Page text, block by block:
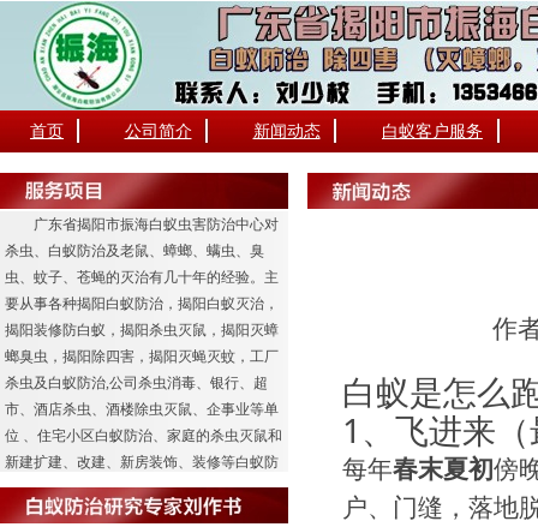
首页 公司简介 新闻动态 白蚁客户服务
广东省揭阳市振海白蚁虫害防治中心对
杀虫、白蚁防治及老鼠、蟑螂、螨虫、臭
虫、蚊子、苍蝇的灭治有几十年的经验。主
要从事各种揭阳白蚁防治，揭阳白蚁灭治，
揭阳装修防白蚁，揭阳杀虫灭鼠，揭阳灭蟑
螂臭虫，揭阳除四害，揭阳灭蝇灭蚊，工厂
杀虫及白蚁防治,公司杀虫消毒、银行、超
市、酒店杀虫、酒楼除虫灭鼠、企事业等单
位 、住宅小区白蚁防治、家庭的杀虫灭鼠和
新建扩建、改建、新房装饰、装修等白蚁防
治工程业务。
作
白蚁是怎么
1、飞进来
每年春末夏初傍
户、门缝，落地